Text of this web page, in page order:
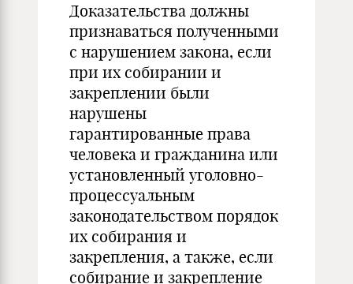
Доказательства должны
признаваться полученными
с нарушением закона, если
при их собирании и
закреплении были
нарушены
гарантированные права
человека и гражданина или
установленный уголовно-
процессуальным
законодательством порядок
их собирания и
закрепления, а также, если
собирание и закрепление